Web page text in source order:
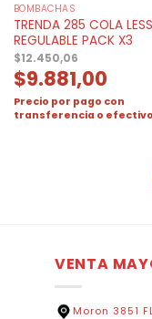
BOMBACHAS
TRENDA 285 COLA LESS
REGULABLE PACK X3
$12.450,06
$9.881,00
Precio por pago con
transferencia o efectivo
VENTA
Moron 3851